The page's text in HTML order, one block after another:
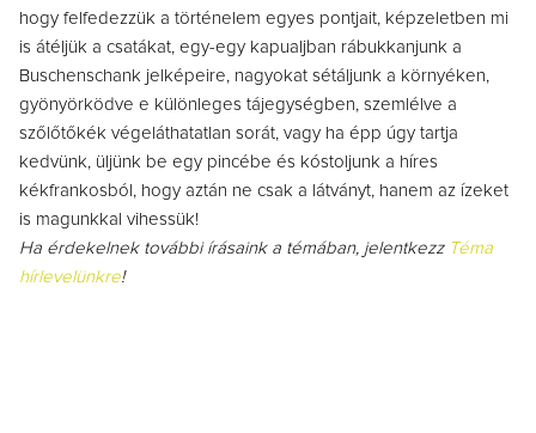
hogy felfedezzük a történelem egyes pontjait, képzeletben mi
is átéljük a csatákat, egy-egy kapualjban rábukkanjunk a
Buschenschank jelképeire, nagyokat sétáljunk a környéken,
gyönyörködve e különleges tájegységben, szemlélve a
szőlőtőkék végeláthatatlan sorát, vagy ha épp úgy tartja
kedvünk, üljünk be egy pincébe és kóstoljunk a híres
kékfrankosból, hogy aztán ne csak a látványt, hanem az ízeket
is magunkkal vihessük!
Ha érdekelnek további írásaink a témában, jelentkezz Téma
hírlevelünkre!